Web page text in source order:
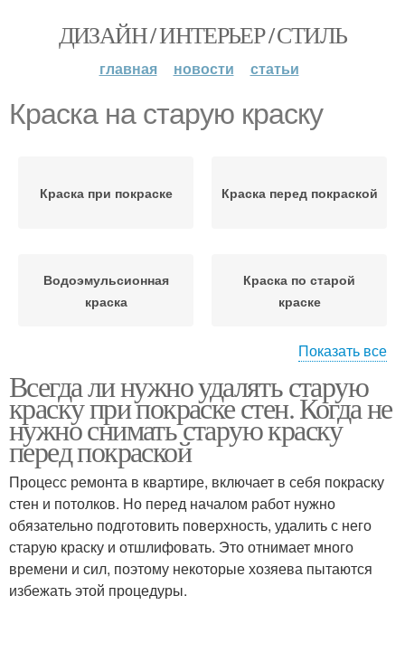
ДИЗАЙН / ИНТЕРЬЕР / СТИЛЬ
главная новости статьи
Краска на старую краску
Краска при покраске Краска перед покраской
Водоэмульсионная
краска
Краска по старой
краске
Стен по старой краске
краске
Укрывные краски Авто по старой краске
Старая краска
Показать все
Всегда ли нужно удалять старую
краску при покраске стен. Когда не
нужно снимать старую краску
перед покраской
Процесс ремонта в квартире, включает в себя покраску
стен и потолков. Но перед началом работ нужно
обязательно подготовить поверхность, удалить с него
старую краску и отшлифовать. Это отнимает много
времени и сил, поэтому некоторые хозяева пытаются
избежать этой процедуры.